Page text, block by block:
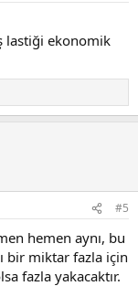
lastiği ekonomik
#5
hemen aynı, bu
bir miktar fazla için
fazla yakacaktır.